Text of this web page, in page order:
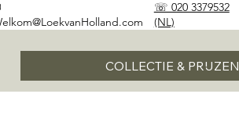
COLLECTIE & PRIJZEN
☏ 020 3379532
(NL)